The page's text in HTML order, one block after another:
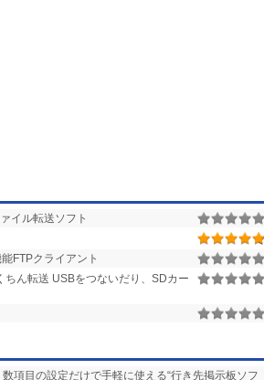
イル転送ソフト
FTPクライアント
ん転送 USBをつないだり、SDカー
項目の設定だけで手軽に使える“行き先掲示板ソフ